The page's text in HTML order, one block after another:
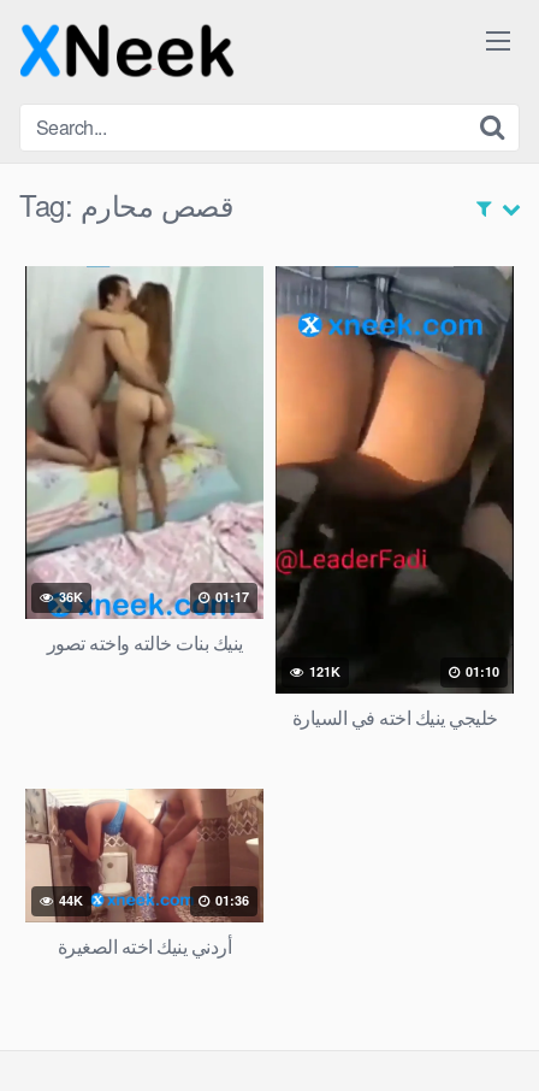
content
Tag: قصص محارم
36K 01:17
ينيك بنات خالته واخته تصور
121K 01:10
خليجي ينيك اخته في السيارة
44K 01:36
أردني ينيك اخته الصغيرة